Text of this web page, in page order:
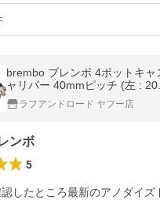
brembo ブレンボ 4ポットキャ
ャリパー 40mmピッチ (左 :
5165-74) (右 : 20.5165.84 /
イク ブレーキキャリパー
ラフアンドロード ヤフー店
ンボ
5
したところ最新のアノダイズ